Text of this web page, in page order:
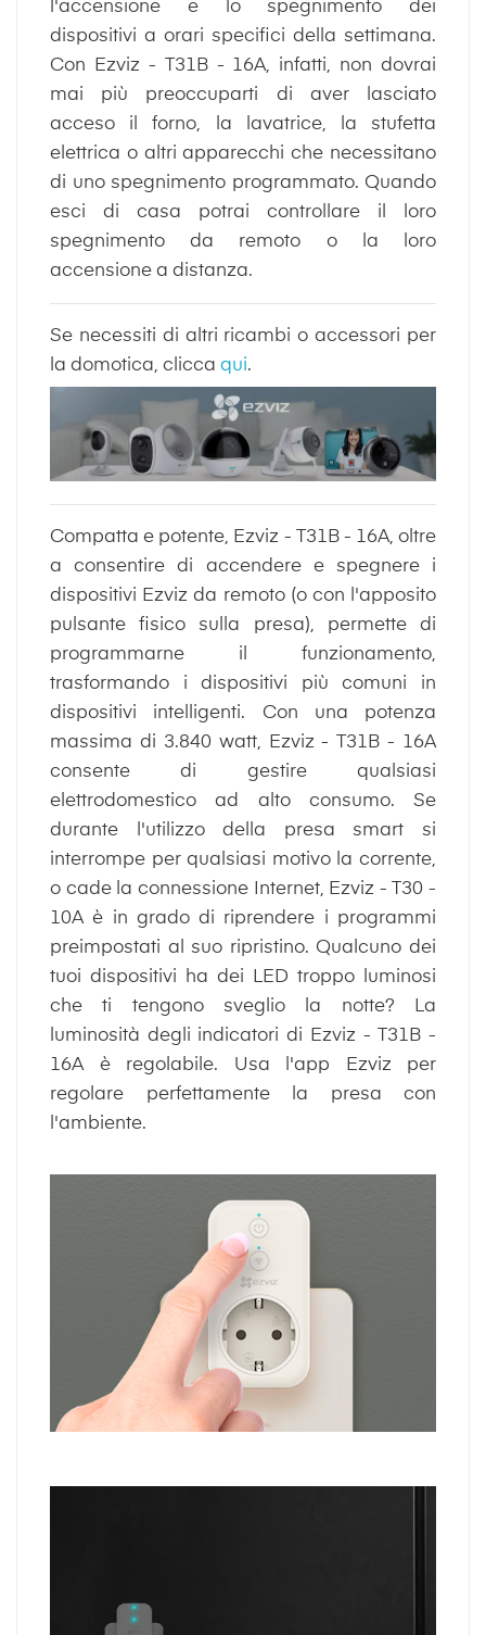
l'accensione e lo spegnimento dei
dispositivi a orari specifici della settimana.
Con Ezviz - T31B - 16A, infatti, non dovrai
mai più preoccuparti di aver lasciato
acceso il forno, la lavatrice, la stufetta
elettrica o altri apparecchi che necessitano
di uno spegnimento programmato. Quando
esci di casa potrai controllare il loro
spegnimento da remoto o la loro
accensione a distanza.
Se necessiti di altri ricambi o accessori per
la domotica, clicca qui.
Compatta e potente, Ezviz - T31B - 16A, oltre
a consentire di accendere e spegnere i
dispositivi Ezviz da remoto (o con l'apposito
pulsante fisico sulla presa), permette di
programmarne il funzionamento,
trasformando i dispositivi più comuni in
dispositivi intelligenti. Con una potenza
massima di 3.840 watt, Ezviz - T31B - 16A
consente di gestire qualsiasi
elettrodomestico ad alto consumo. Se
durante l'utilizzo della presa smart si
interrompe per qualsiasi motivo la corrente,
o cade la connessione Internet, Ezviz - T30 -
10A è in grado di riprendere i programmi
preimpostati al suo ripristino. Qualcuno dei
tuoi dispositivi ha dei LED troppo luminosi
che ti tengono sveglio la notte? La
luminosità degli indicatori di Ezviz - T31B -
16A è regolabile. Usa l'app Ezviz per
regolare perfettamente la presa con
l'ambiente.